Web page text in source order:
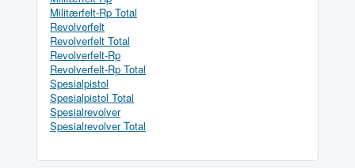
Militærfelt-Rp Total
Revolverfelt
Revolverfelt Total
Revolverfelt-Rp
Revolverfelt-Rp Total
Spesialpistol
Spesialpistol Total
Spesialrevolver
Spesialrevolver Total